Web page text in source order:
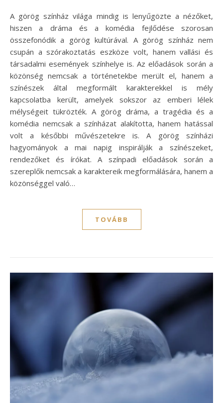
A görög színház világa mindig is lenyűgözte a nézőket,
hiszen a dráma és a komédia fejlődése szorosan
összefonódik a görög kultúrával. A görög színház nem
csupán a szórakoztatás eszköze volt, hanem vallási és
társadalmi események színhelye is. Az előadások során a
közönség nemcsak a történetekbe merült el, hanem a
színészek által megformált karakterekkel is mély
kapcsolatba került, amelyek sokszor az emberi lélek
mélységeit tükrözték. A görög dráma, a tragédia és a
komédia nemcsak a színházat alakította, hanem hatással
volt a későbbi művészetekre is. A görög színházi
hagyományok a mai napig inspirálják a színészeket,
rendezőket és írókat. A színpadi előadások során a
szereplők nemcsak a karaktereik megformálására, hanem a
közönséggel való…
TOVÁBB